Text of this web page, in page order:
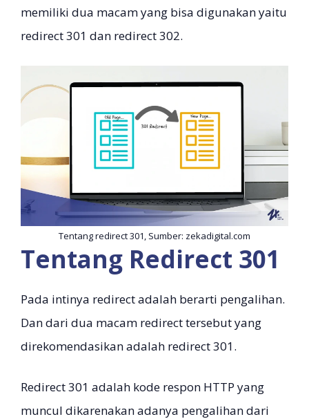
memiliki dua macam yang bisa digunakan yaitu
redirect 301 dan redirect 302.
Tentang redirect 301, Sumber: zekadigital.com
Tentang Redirect 301
Pada intinya redirect adalah berarti pengalihan.
Dan dari dua macam redirect tersebut yang
direkomendasikan adalah redirect 301.
Redirect 301 adalah kode respon HTTP yang
muncul dikarenakan adanya pengalihan dari